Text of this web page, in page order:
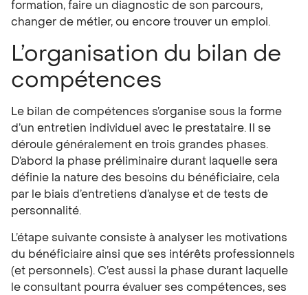
formation, faire un diagnostic de son parcours,
changer de métier, ou encore trouver un emploi.
L’organisation du bilan de
compétences
Le bilan de compétences s’organise sous la forme
d’un entretien individuel avec le prestataire. Il se
déroule généralement en trois grandes phases.
D’abord la phase préliminaire durant laquelle sera
définie la nature des besoins du bénéficiaire, cela
par le biais d’entretiens d’analyse et de tests de
personnalité.
L’étape suivante consiste à analyser les motivations
du bénéficiaire ainsi que ses intérêts professionnels
(et personnels). C’est aussi la phase durant laquelle
le consultant pourra évaluer ses compétences, ses